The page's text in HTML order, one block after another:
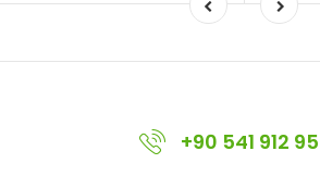
+90 541 912